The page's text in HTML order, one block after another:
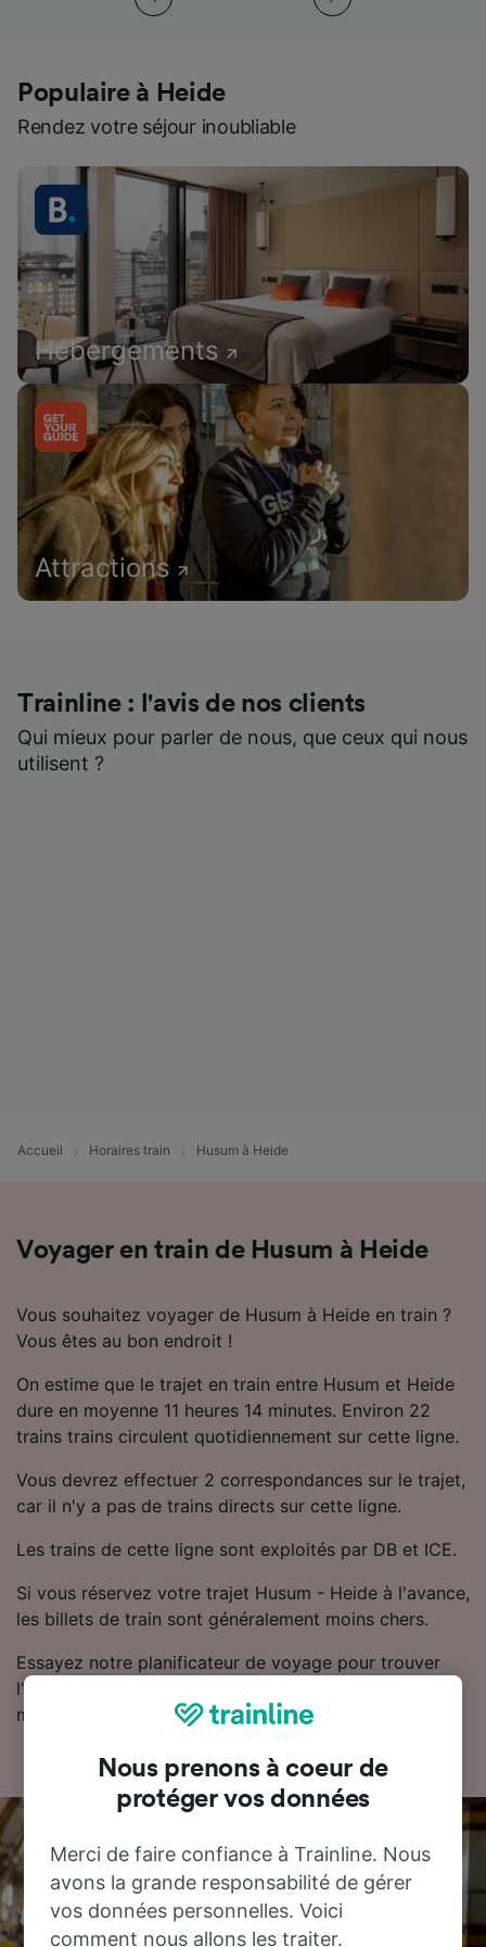
Populaire à Heide
Rendez votre séjour inoubliable
Hébergements
Attractions
Trainline : l'avis de nos clients
Qui mieux pour parler de nous, que ceux qui nous
utilisent ?
Accueil Horaires train Husum à Heide
Voyager en train de Husum à Heide
Vous souhaitez voyager de Husum à Heide en train ?
Vous êtes au bon endroit !
On estime que le trajet en train entre Husum et Heide
dure en moyenne 11 heures 14 minutes. Environ 22
trains trains circulent quotidiennement sur cette ligne.
Vous devrez effectuer 2 correspondances sur le trajet,
car il n'y a pas de trains directs sur cette ligne.
Les trains de cette ligne sont exploités par DB et ICE.
Si vous réservez votre trajet Husum - Heide à l'avance,
les billets de train sont généralement moins chers.
Essayez notre planificateur de voyage pour trouver
l'horaire, le billet et le prix qui vous conviennent le
mieux.
Nous prenons à coeur de
protéger vos données
Merci de faire confiance à Trainline. Nous
avons la grande responsabilité de gérer
vos données personnelles. Voici
comment nous allons les traiter.